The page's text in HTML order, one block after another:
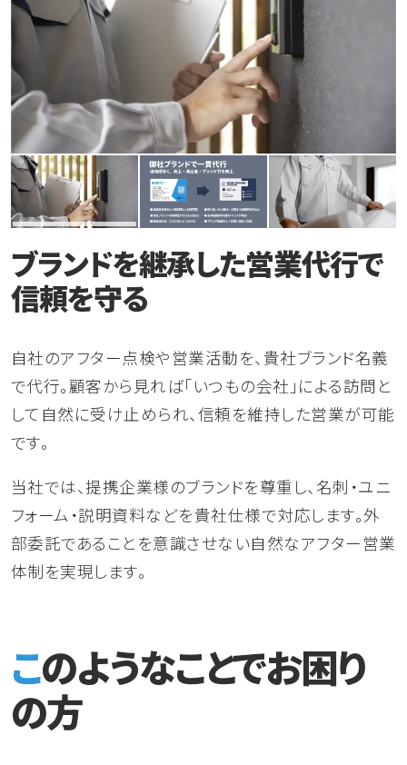
プライバシーポリシー
ブランドを継承した営業代行で
信頼を守る
自社のアフター点検や営業活動を、貴社ブランド名義
で代行。顧客から見れば「いつもの会社」による訪問と
して自然に受け止められ、信頼を維持した営業が可能
です。
当社では、提携企業様のブランドを尊重し、名刺・ユニ
フォーム・説明資料などを貴社仕様で対応します。外
部委託であることを意識させない自然なアフター営業
体制を実現します。
このようなことでお困り
の方